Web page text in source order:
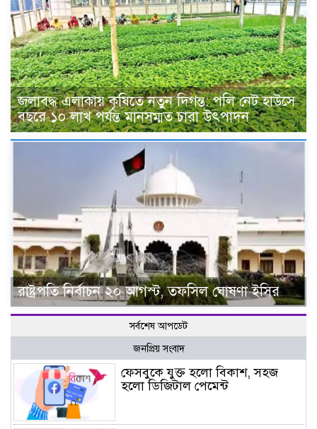
জলাবদ্ধ এলাকায় কৃষিতে নতুন দিগন্ত: পলি নেট হাউসে
বছরে ১০ লাখ পর্যন্ত মানসম্মত চারা উৎপাদন
রাষ্ট্রপতি নির্বাচন ২০ আগস্ট, তফসিল ঘোষণা ইসির
সর্বশেষ আপডেট
জনপ্রিয় সংবাদ
ফেসবুকে যুক্ত হলো বিকাশ, সহজ
হলো ডিজিটাল পেমেন্ট